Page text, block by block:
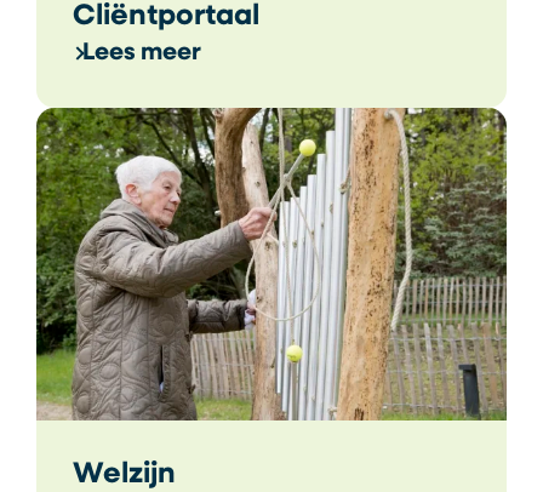
Cliëntportaal
Lees meer
Welzijn